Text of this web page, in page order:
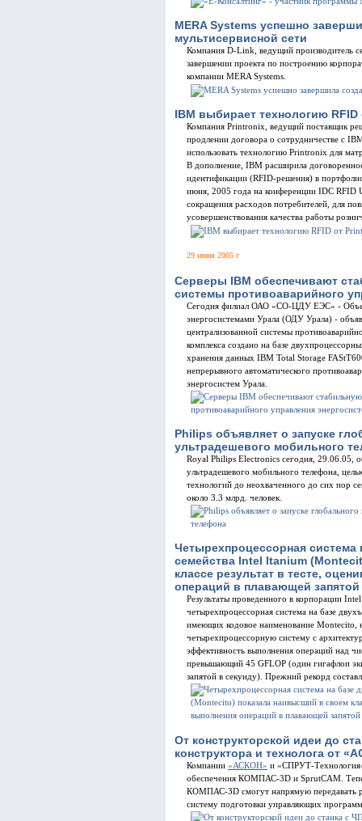
MERA Systems успешно
мультисервисной сети
Компания D-Link, ведущий производитель
завершении проекта по построению
компании MERA Systems.
IBM выбирает технологию
Компания Printronix, ведущий поставщик
продлении договора о сотрудничестве с
использовать технологию Printronix для
В дополнение, IBM расширила
идентификации (RFID-решения) в
июня, 2005 года на конференции IDC RFID
сокращения расходов потребителей, для
усовершенствования качества работы
29 июня 2005 г
Серверы IBM обеспечивают
системы противоаварийного
Сегодня филиал ОАО «СО-ЦДУ ЕЭС» -
энергосистемами Урала (ОДУ Урала) -
централизованной системы
комплекса создано на базе
хранения данных IBM Total Storage
непрерывного автоматического
энергосистем Урала.
Philips объявляет о запуске
ультрадешевого мобильного
Royal Philips Electronics сегодня, 29.06.05,
ультрадешевого мобильного телефона,
технологий до неохваченного до сих пор
около 3.3 млрд. человек.
Четырехпроцессорная
семейства Intel Itanium
классе результат в тесте,
операций в плавающей запятой
Результаты проведенного в корпорации
четырехпроцессорная система на базе
имеющих кодовое наименование Montecito,
четырехпроцессорную систему с
эффективность выполнения операций над
превышающий 45 GFLOP (один гигафлоп
запятой в секунду). Прежний рекорд
От конструкторской идеи до
конструктора и технолога от
Компании «АСКОН» и «СПРУТ-
обеспечения КОМПАС-3D и SprutCAM.
КОМПАС-3D смогут напрямую передавать
систему подготовки управляющих